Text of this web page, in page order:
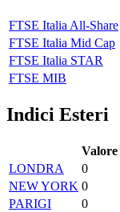
FTSE Italia All-Share
FTSE Italia Mid Cap
FTSE Italia STAR
FTSE MIB
Indici Esteri
Valore
LONDRA
0
NEW YORK 0
PARIGI
0